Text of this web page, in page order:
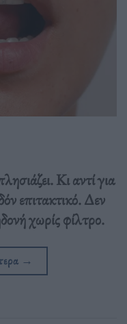
Κι αντί για
επιτακτικό. Δεν
χωρίς φίλτρο.
→